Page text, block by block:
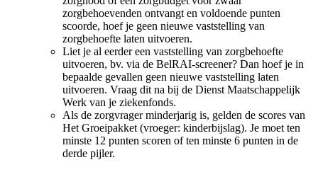
zorgbehoevenden ontvangt en voldoende punten
scoorde, hoef je geen nieuwe vaststelling van
zorgbehoefte laten uitvoeren.
Liet je al eerder een vaststelling van zorgbehoefte
uitvoeren, bv. via de BelRAI-screener? Dan hoef je in
bepaalde gevallen geen nieuwe vaststelling laten
uitvoeren. Vraag dit na bij de Dienst Maatschappelijk
Werk van je ziekenfonds.
Als de zorgvrager minderjarig is, gelden de scores van
Het Groeipakket (vroeger: kinderbijslag). Je moet ten
minste 12 punten scoren of ten minste 6 punten in de
derde pijler.